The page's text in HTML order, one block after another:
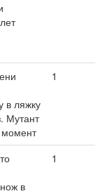
в ляжку
Мутант
момент
1
нож в
1